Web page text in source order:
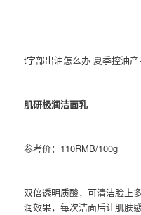
t字部出油怎么办 夏季控油
肌研极润洁面乳
参考价：110RMB/100g
双倍透明质酸，可清洁脸上
润效果，每次洁面后让肌肤